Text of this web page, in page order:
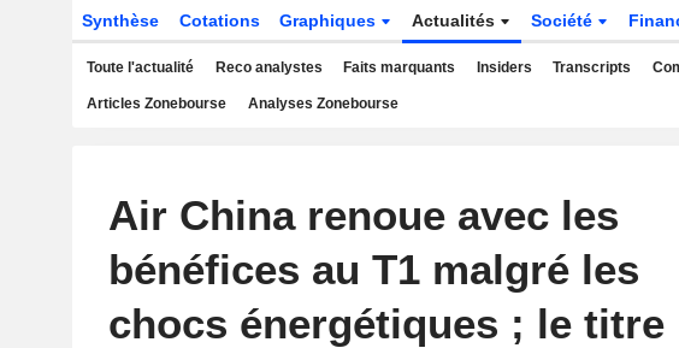
Synthèse Cotations Graphiques Actualités Société
Toute l'actualité Reco analystes Faits marquants Insiders Transcripts
Articles Zonebourse Analyses Zonebourse
Air China renoue avec les
bénéfices au T1 malgré les
chocs énergétiques ; le titre